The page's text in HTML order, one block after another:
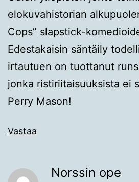
elokuvahistorian
Cops” slapstick-
Edestakaisin säntäily
irtautuen on tuottanut
jonka ristiriitaisuuksista ei
Perry Mason!
Vastaa
Norssin ope